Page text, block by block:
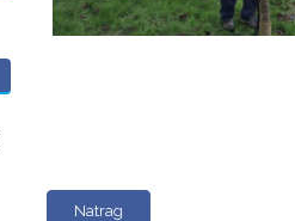
Natrag